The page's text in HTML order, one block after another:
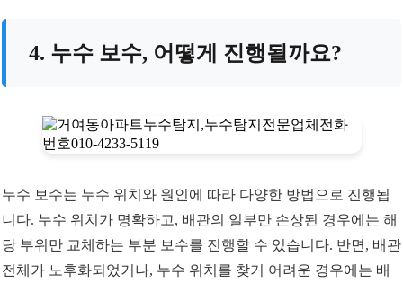
4. 누수 보수, 어떻게 진행될까요?
누수 보수는 누수 위치와 원인에 따라 다양한 방법으로 진행됩
니다. 누수 위치가 명확하고, 배관의 일부만 손상된 경우에는 해
당 부위만 교체하는 부분 보수를 진행할 수 있습니다. 반면, 배관
전체가 노후화되었거나, 누수 위치를 찾기 어려운 경우에는 배